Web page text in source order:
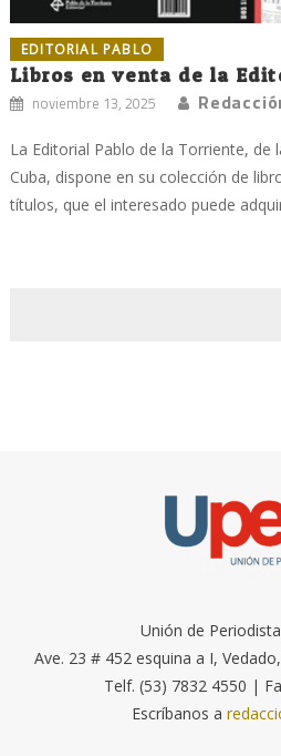
EDITORIAL PABLO
Libros en venta de la
noviembre 13, 2025
La Editorial Pablo de la Torriente, de
Cuba, dispone en su colección de
títulos, que el interesado puede
Unión de
Ave. 23 # 452 esquina a I,
Telf. (53) 7832 4550 |
Escríbanos a